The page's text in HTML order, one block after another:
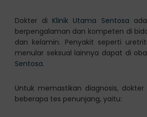
Dokter di Klinik Utama Sentosa
berpengalaman dan kompeten di
dan kelamin. Penyakit seperti
menular seksual lainnya dapat di
Sentosa.
Untuk memastikan diagnosis,
beberapa tes penunjang, yaitu: